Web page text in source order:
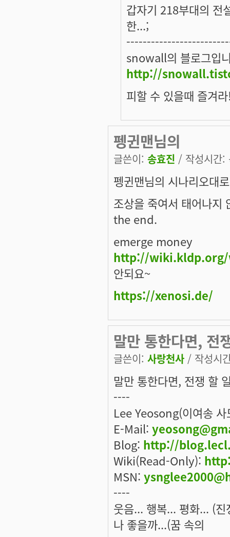
갑자기 218부대의 전
한...;
snowall의 블로그입
http://
피할 수 있을때 즐겨
펭귄맨님의
글쓴이: 송효진 / 작성시간
펭귄맨님의 시나리오대
조상을 죽여서 태어나지
the end.
emerge money
http://
안되요~
https://xenosi.de/
말만 통한다면, 전
글쓴이: 사랑천사 / 작성시
말만 통한다면, 전쟁 할
----
Lee Yeosong(이여송 사
E-Mail:
Blog: http://
Wiki(Read-Only):
MSN:
----
웃음... 행복... 평화... (
나 좋을까...(꿈 속의